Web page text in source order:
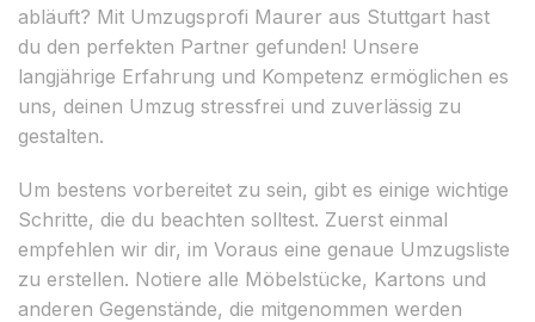
abläuft? Mit Umzugsprofi Maurer aus Stuttgart hast
du den perfekten Partner gefunden! Unsere
langjährige Erfahrung und Kompetenz ermöglichen es
uns, deinen Umzug stressfrei und zuverlässig zu
gestalten.
Um bestens vorbereitet zu sein, gibt es einige wichtige
Schritte, die du beachten solltest. Zuerst einmal
empfehlen wir dir, im Voraus eine genaue Umzugsliste
zu erstellen. Notiere alle Möbelstücke, Kartons und
anderen Gegenstände, die mitgenommen werden